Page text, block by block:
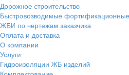
Дорожное строительство
Быстровозводимые
ЖБИ по чертежам заказчика
Оплата и доставка
О компании
Услуги
Гидроизоляции ЖБ изделий